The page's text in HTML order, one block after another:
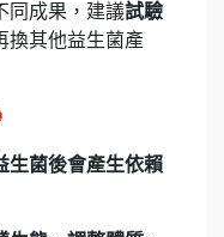
同成果，建議試驗
換其他益生菌產
生菌後會產生依賴